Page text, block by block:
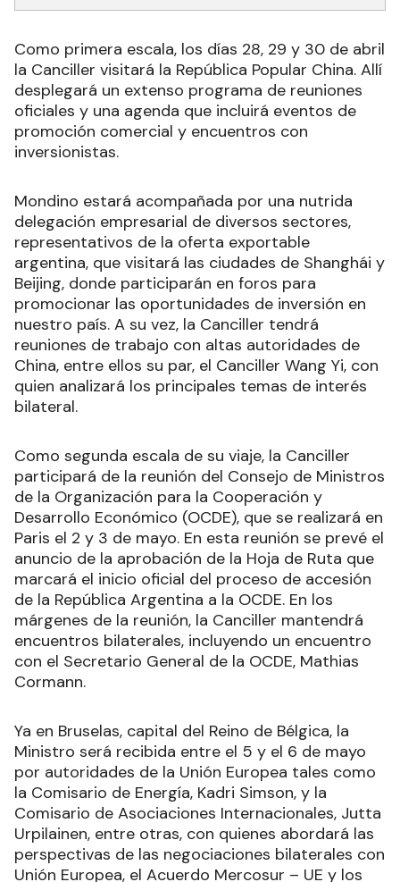
Como primera escala, los días 28, 29 y 30 de abril
la Canciller visitará la República Popular China. Allí
desplegará un extenso programa de reuniones
oficiales y una agenda que incluirá eventos de
promoción comercial y encuentros con
inversionistas.
Mondino estará acompañada por una nutrida
delegación empresarial de diversos sectores,
representativos de la oferta exportable
argentina, que visitará las ciudades de Shanghái y
Beijing, donde participarán en foros para
promocionar las oportunidades de inversión en
nuestro país. A su vez, la Canciller tendrá
reuniones de trabajo con altas autoridades de
China, entre ellos su par, el Canciller Wang Yi, con
quien analizará los principales temas de interés
bilateral.
Como segunda escala de su viaje, la Canciller
participará de la reunión del Consejo de Ministros
de la Organización para la Cooperación y
Desarrollo Económico (OCDE), que se realizará en
Paris el 2 y 3 de mayo. En esta reunión se prevé el
anuncio de la aprobación de la Hoja de Ruta que
marcará el inicio oficial del proceso de accesión
de la República Argentina a la OCDE. En los
márgenes de la reunión, la Canciller mantendrá
encuentros bilaterales, incluyendo un encuentro
con el Secretario General de la OCDE, Mathias
Cormann.
Ya en Bruselas, capital del Reino de Bélgica, la
Ministro será recibida entre el 5 y el 6 de mayo
por autoridades de la Unión Europea tales como
la Comisario de Energía, Kadri Simson, y la
Comisario de Asociaciones Internacionales, Jutta
Urpilainen, entre otras, con quienes abordará las
perspectivas de las negociaciones bilaterales con
Unión Europea, el Acuerdo Mercosur – UE y los